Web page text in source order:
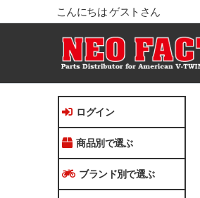
こんにちは ゲストさん
ログイン
商品別で選ぶ
ブランド別で選ぶ